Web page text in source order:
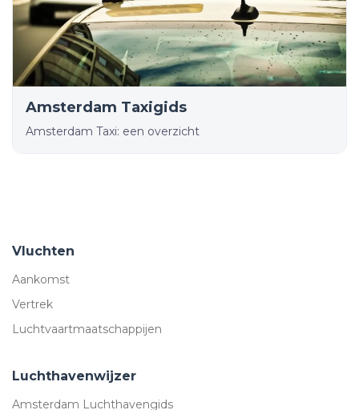
Amsterdam Taxigids
Amsterdam Taxi: een overzicht
Vluchten
Aankomst
Vertrek
Luchtvaartmaatschappijen
Luchthavenwijzer
Amsterdam Luchthavengids